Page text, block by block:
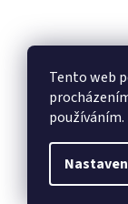
Tento web
používáním.